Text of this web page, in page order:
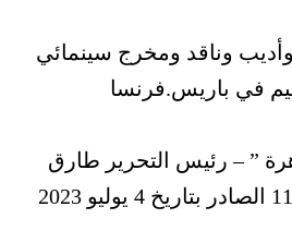
وناقد ومخرج سينمائي
في باريس.فرنسا
” – رئيس التحرير طارق